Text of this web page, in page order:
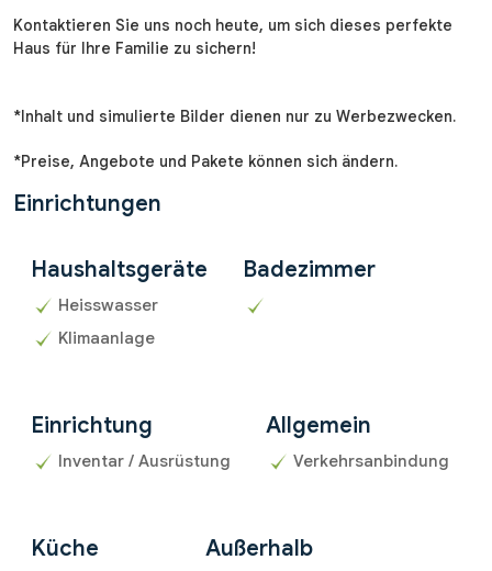
Kontaktieren Sie uns noch heute, um sich dieses perfekte
Haus für Ihre Familie zu sichern!
*Inhalt und simulierte Bilder dienen nur zu Werbezwecken.
*Preise, Angebote und Pakete können sich ändern.
Einrichtungen
Haushaltsgeräte
Heisswasser
Klimaanlage
Badezimmer
Einrichtung
Inventar / Ausrüstung
Allgemein
Verkehrsanbindung
Küche Außerhalb